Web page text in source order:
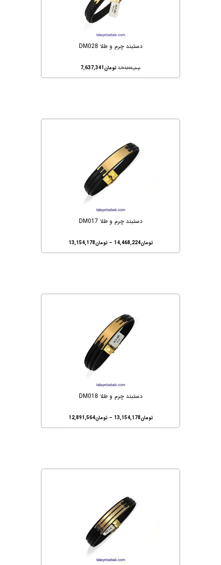
دستبند چرم و طلا DM028
تومان7,794,000 تومان7,637,341
دستبند چرم و طلا DM017
تومان14,468,224
– تومان13,154,178
دستبند چرم و طلا DM018
تومان13,154,178
– تومان12,891,564